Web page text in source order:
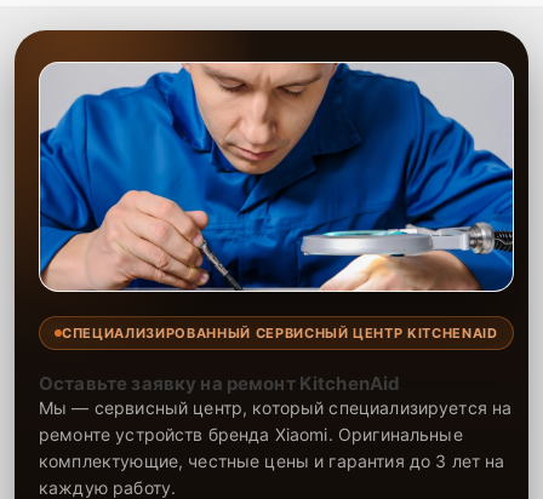
СПЕЦИАЛИЗИРОВАННЫЙ СЕРВИСНЫЙ ЦЕНТР KITCHENAID
Оставьте заявку на ремонт KitchenAid
Мы — сервисный центр, который специализируется на
ремонте устройств бренда Xiaomi. Оригинальные
комплектующие, честные цены и гарантия до 3 лет на
каждую работу.